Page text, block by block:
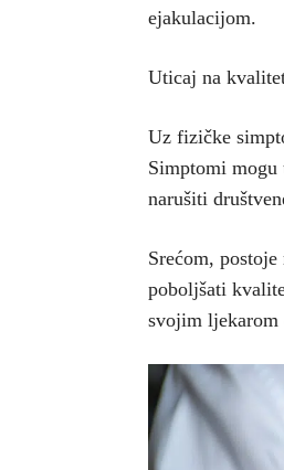
ejakulacijom.
Uticaj na
Uz fizičke
Simptomi mogu
narušiti
Srećom,
poboljšati
svojim ljekarom